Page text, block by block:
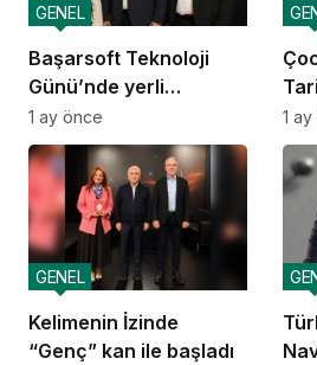
Başarsoft Teknoloji
Günü’nde yerli
navigasyon
GENEL
1 ay önce 1
Kelimenin İzinde
“Genç” kan ile başladı
GENEL